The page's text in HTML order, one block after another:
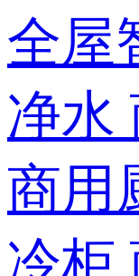
全屋
净水
商用
冷柜